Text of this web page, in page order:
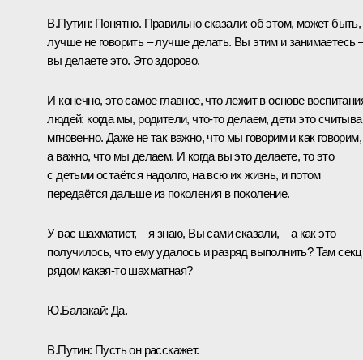
В.Путин: Понятно. Правильно сказали: об этом, может быть,
лучше не говорить – лучше делать. Вы этим и занимаетесь
вы делаете это. Это здорово.
И конечно, это самое главное, что лежит в основе
людей: когда мы, родители, что-то делаем, дети это
мгновенно. Даже не так важно, что мы говорим и как говорим,
а важно, что мы делаем. И когда вы это делаете, то это
с детьми остаётся надолго, на всю их жизнь, и потом
передаётся дальше из поколения в поколение.
У вас шахматист, – я знаю, Вы сами сказали, – а как это
получилось, что ему удалось и разряд выполнить? Там
рядом какая-то шахматная?
Ю.Балакай: Да.
В.Путин: Пусть он расскажет.